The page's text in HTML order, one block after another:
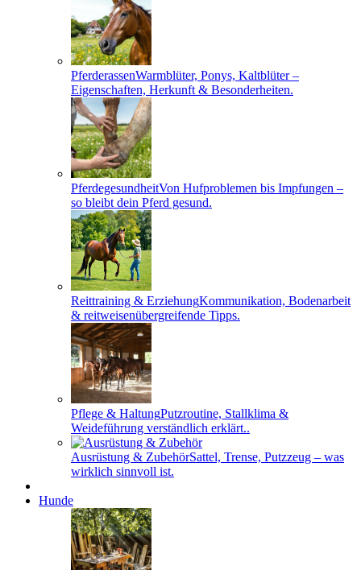
PferderassenWarmblüter, Ponys, Kaltblüter –
Eigenschaften, Herkunft & Besonderheiten.
PferdegesundheitVon Hufproblemen bis Impfungen –
so bleibt dein Pferd gesund.
Reittraining & ErziehungKommunikation, Bodenarbeit
& reitweisenübergreifende Tipps.
Pflege & HaltungPutzroutine, Stallklima &
Weideführung verständlich erklärt..
Ausrüstung & ZubehörSattel, Trense, Putzzeug – was
wirklich sinnvoll ist.
Hunde